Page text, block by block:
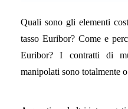
Quali sono gli elementi
tasso Euribor? Come e
Euribor? I contratti di
manipolati sono totalmente